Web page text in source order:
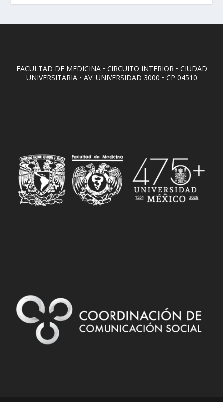
FACULTAD DE MEDICINA • CIRCUITO INTERIOR • CIUDAD
UNIVERSITARIA • AV. UNIVERSIDAD 3000 • CP 04510